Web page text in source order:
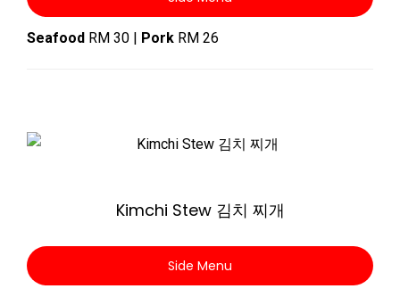
Seafood RM 30 | Pork RM 26
Kimchi Stew 김치 찌개
Side Menu